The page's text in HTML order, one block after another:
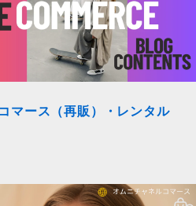
マース（再販）・レンタル